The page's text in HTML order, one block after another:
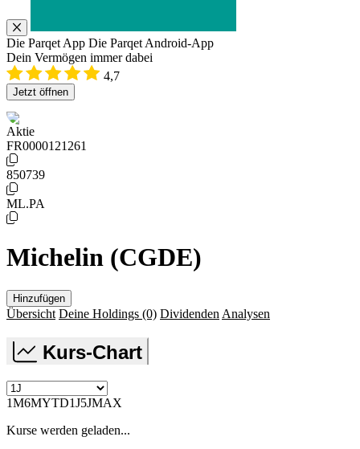
Die Parqet App Die Parqet Android-App
Dein Vermögen immer dabei
4,7
Jetzt öffnen
Aktie
FR0000121261
850739
ML.PA
Michelin (CGDE)
Hinzufügen
Übersicht Deine Holdings (0) Dividenden Analysen
Kurs-Chart
1M6MYTD1J5JMAX
Kurse werden geladen...